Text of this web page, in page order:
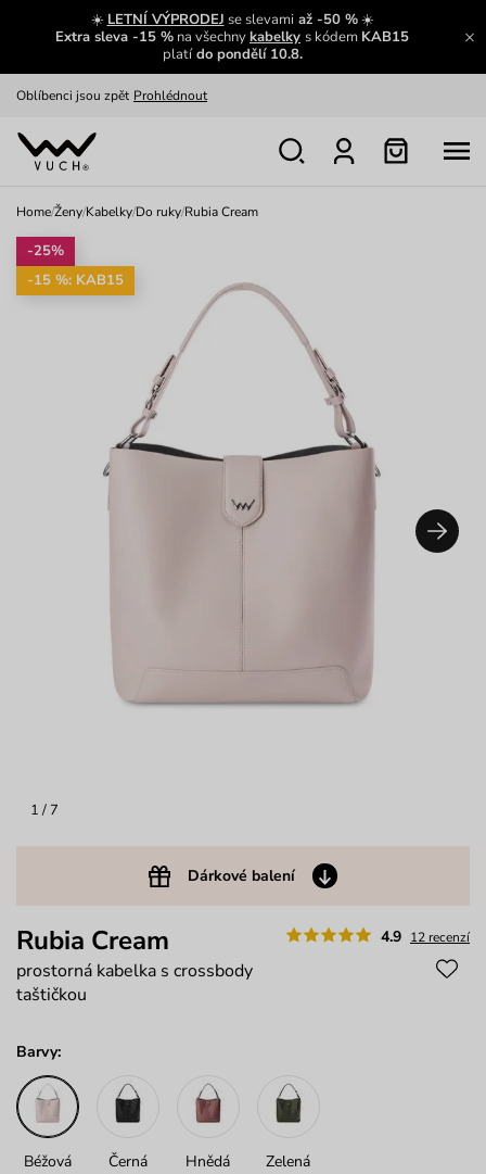
☀️ LETNÍ VÝPRODEJ se slevamiaž -50 %☀️
Extra sleva -15 % na všechnykabelky s kódem KAB15
platído pondělí 10.8.
Zajímavosti ze světa Vuch:
Zobrazit
Oblíbenci jsou zpět Prohlédnout
Nech se inspirovat
Home/Ženy/Kabelky/Do ruky/Rubia Cream
1 / 7
Dárkové balení
-25%
-15 %: KAB15
4.9 12 recenzí
Rubia Cream
prostorná kabelka s crossbody
taštičkou
Barvy:
Béžová Černá Hnědá Zelená